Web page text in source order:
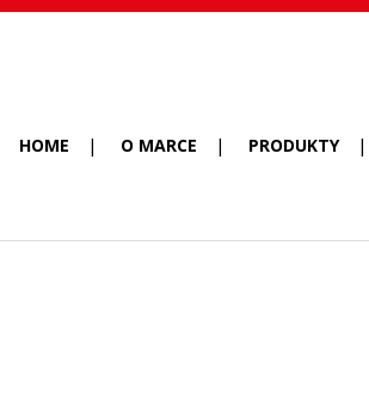
HOME O MARCE PRODUKTY